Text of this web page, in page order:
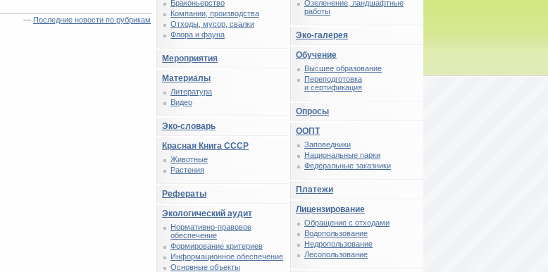
— Последние новости по рубрикам
Озеленение, ландшафтные
работы
Эко-галерея
Обучение
Высшее образование
Переподготовка
и сертификация
Опросы
ООПТ
Заповедники
Национальные парки
Федеральные заказники
Платежи
Лицензирование
Обращение с отходами
Водопользование
Недропользование
Лесопользование
Браконьерство
Компании, производства
Отходы, мусор, свалки
Флора и фауна
Мероприятия
Материалы
Литература
Видео
Эко-словарь
Красная Книга СССР
Животные
Растения
Рефераты
Экологический аудит
Нормативно-правовое
обеспечение
Формирование критериев
Информационное обеспечение
Основные объекты